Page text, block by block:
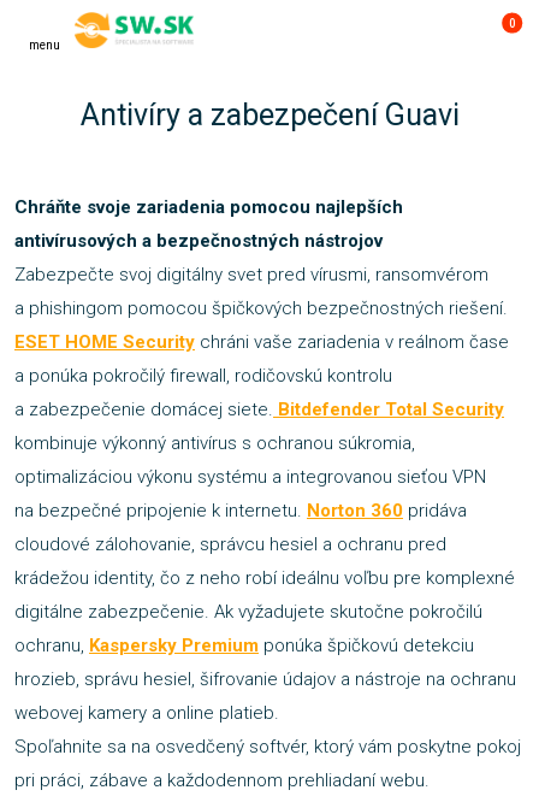
menu
0
Antivíry a zabezpečení Guavi
Chráňte svoje zariadenia pomocou najlepších
antivírusových a bezpečnostných nástrojov
Zabezpečte svoj digitálny svet pred vírusmi, ransomvérom
a phishingom pomocou špičkových bezpečnostných riešení.
ESET HOME Security chráni vaše zariadenia v reálnom čase
a ponúka pokročilý firewall, rodičovskú kontrolu
a zabezpečenie domácej siete. Bitdefender Total Security
kombinuje výkonný antivírus s ochranou súkromia,
optimalizáciou výkonu systému a integrovanou sieťou VPN
na bezpečné pripojenie k internetu. Norton 360 pridáva
cloudové zálohovanie, správcu hesiel a ochranu pred
krádežou identity, čo z neho robí ideálnu voľbu pre komplexné
digitálne zabezpečenie. Ak vyžadujete skutočne pokročilú
ochranu, Kaspersky Premium ponúka špičkovú detekciu
hrozieb, správu hesiel, šifrovanie údajov a nástroje na ochranu
webovej kamery a online platieb.
Spoľahnite sa na osvedčený softvér, ktorý vám poskytne pokoj
pri práci, zábave a každodennom prehliadaní webu.